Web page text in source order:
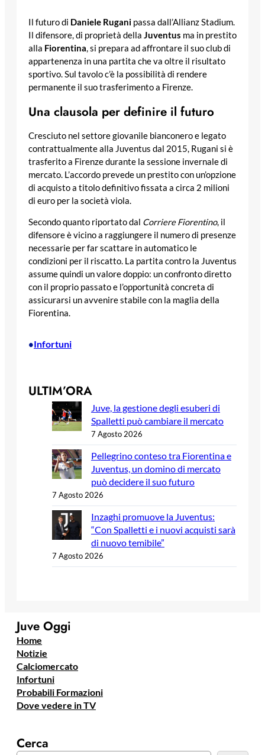
Il futuro di Daniele Rugani passa dall’Allianz Stadium.
Il difensore, di proprietà della Juventus ma in prestito
alla Fiorentina, si prepara ad affrontare il suo club di
appartenenza in una partita che va oltre il risultato
sportivo. Sul tavolo c’è la possibilità di rendere
permanente il suo trasferimento a Firenze.
Una clausola per definire il futuro
Cresciuto nel settore giovanile bianconero e legato
contrattualmente alla Juventus dal 2015, Rugani si è
trasferito a Firenze durante la sessione invernale di
mercato. L’accordo prevede un prestito con un’opzione
di acquisto a titolo definitivo fissata a circa 2 milioni
di euro per la società viola.
Secondo quanto riportato dal Corriere Fiorentino, il
difensore è vicino a raggiungere il numero di presenze
necessarie per far scattare in automatico le
condizioni per il riscatto. La partita contro la Juventus
assume quindi un valore doppio: un confronto diretto
con il proprio passato e l’opportunità concreta di
assicurarsi un avvenire stabile con la maglia della
Fiorentina.
•Infortuni
ULTIM’ORA
Juve, la gestione degli esuberi di
Spalletti può cambiare il mercato
7 Agosto 2026
Pellegrino conteso tra Fiorentina e
Juventus, un domino di mercato
può decidere il suo futuro
7 Agosto 2026
Inzaghi promuove la Juventus:
“Con Spalletti e i nuovi acquisti sarà
di nuovo temibile”
7 Agosto 2026
Juve Oggi
Home
Notizie
Calciomercato
Infortuni
Probabili Formazioni
Dove vedere in TV
Cerca